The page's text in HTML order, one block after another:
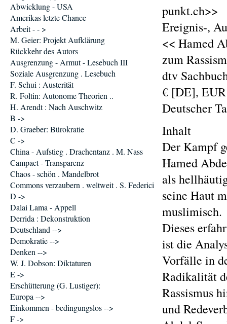
punkt.ch>>
Ereignis-,
<< Hamed
zum
dtv
€ [DE],
Deutscher
Inhalt
Der Kampf
Hamed
als
seine Haut
muslimisch.
Dieses
ist die
Vorfälle in
Radikalität
Rassismus
und
Abwicklung - USA
Amerikas letzte Chance
Arbeit - - >
M. Geier: Projekt Aufklärung
Rückkehr des Autors
Ausgrenzung - Armut - Lesebuch III
Soziale Ausgrenzung . Lesebuch
F. Schui : Austerität
R. Foltin: Autonome Theorien ..
H. Arendt : Nach Auschwitz
B ->
D. Graeber: Bürokratie
C ->
China - Aufstieg . Drachentanz . M. Nass
Campact - Transparenz
Chaos - schön . Mandelbrot
Commons verzaubern . weltweit . S. Federici
D ->
Dalai Lama - Appell
Derrida : Dekonstruktion
Deutschland -->
Demokratie -->
Denken -->
W. J. Dobson: Diktaturen
E ->
Erschütterung (G. Lustiger):
Europa -->
Einkommen - bedingungslos -->
F ->